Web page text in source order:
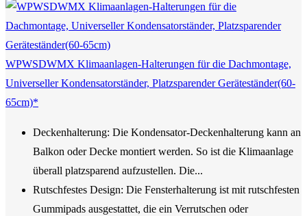
WPWSDWMX Klimaanlagen-Halterungen für die Dachmontage,
Universeller Kondensatorständer, Platzsparender Geräteständer(60-
65cm)*
Deckenhalterung: Die Kondensator-Deckenhalterung kann an
Balkon oder Decke montiert werden. So ist die Klimaanlage
überall platzsparend aufzustellen. Die...
Rutschfestes Design: Die Fensterhalterung ist mit rutschfesten
Gummipads ausgestattet, die ein Verrutschen oder